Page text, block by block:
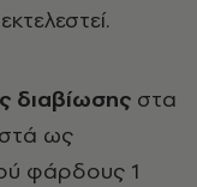
διαβίωσης στα
ως
φάρδους 1